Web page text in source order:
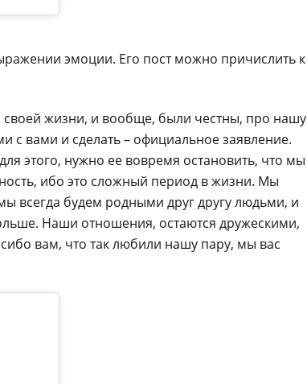
эмоции. Его пост можно причислить к
жизни, и вообще, были честны, про нашу
вами и сделать – официальное заявление.
этого, нужно ее вовремя остановить, что мы
ибо это сложный период в жизни. Мы
всегда будем родными друг другу людьми, и
Наши отношения, остаются дружескими,
вам, что так любили нашу пару, мы вас